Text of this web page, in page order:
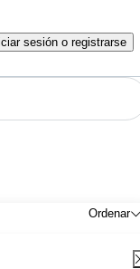
sesión o registrarse
Ordenar